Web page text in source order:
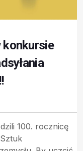
konkursie
100. rocznicę